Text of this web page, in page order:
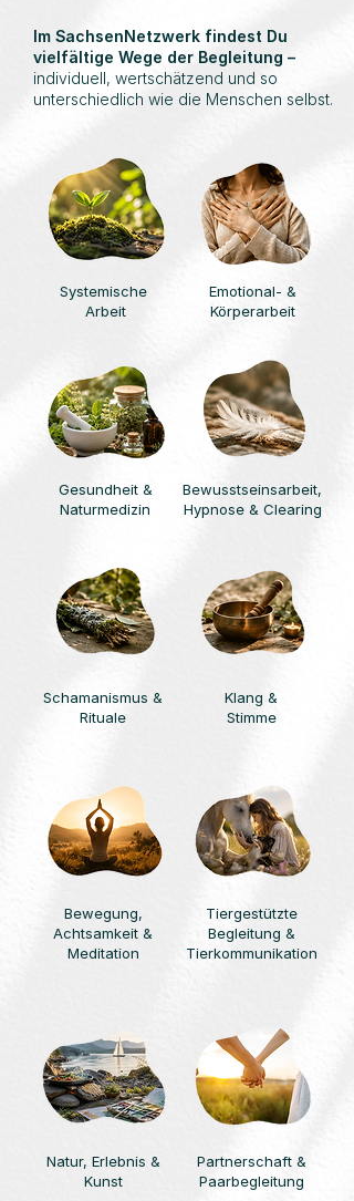
Im SachsenNetzwerk findest Du
vielfältige Wege der Begleitung –
individuell, wertschätzend und so
unterschiedlich wie die Menschen selbst.
Systemische
Arbeit
Gesundheit &
Naturmedizin
Emotional- &
Körperarbeit
Bewusstseinsarbeit,
Hypnose & Clearing
Schamanismus &
Rituale
Bewegung,
Achtsamkeit &
Meditation
Klang &
Stimme
Tiergestützte
Begleitung &
Tierkommunikation
Natur, Erlebnis &
Kunst
Partnerschaft &
Paarbegleitung